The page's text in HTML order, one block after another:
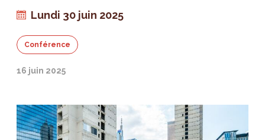
Lundi 30 juin 2025
Conférence
16 juin 2025